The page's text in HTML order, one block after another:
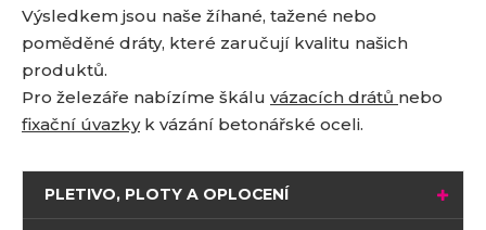
Výsledkem jsou naše žíhané, tažené nebo
poměděné dráty, které zaručují kvalitu našich
produktů.
Pro železáře nabízíme škálu vázacích drátů nebo
fixační úvazkyk vázání betonářské oceli.
PLETIVO, PLOTY A OPLOCENÍ